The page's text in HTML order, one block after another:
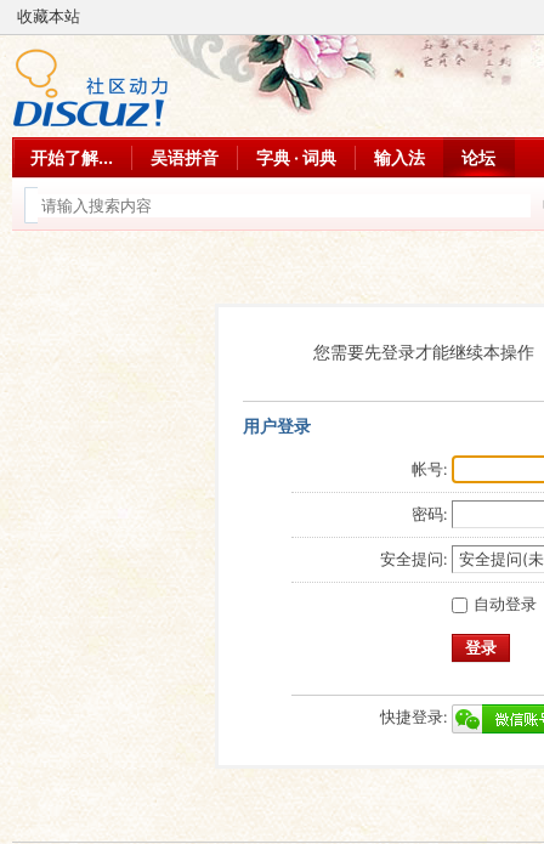
收藏本站
开始了解... 吴语拼音 字典 · 词典 输入法 论坛
您需要先登录才能继续本操作
用户登录
帐号:
密码:
安全提问:
自动登录
登录
快捷登录: